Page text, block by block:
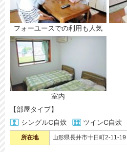
フォーユースでの利用も人気
室内
【部屋タイプ】
シングルC自炊
ツインC自炊
所在地 山形県長井市十日町2-11-19